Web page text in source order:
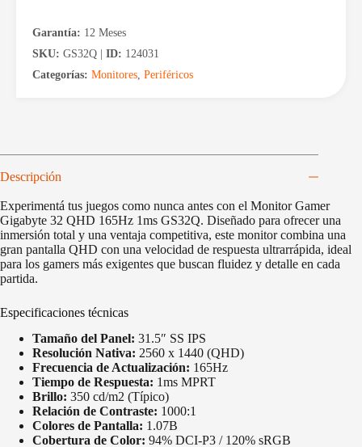
Garantía: 12 Meses
SKU: GS32Q | ID: 124031
Categorías: Monitores Periféricos
Descripción
Experimentá tus juegos como nunca antes con el Monitor Gamer
Gigabyte 32 QHD 165Hz 1ms GS32Q. Diseñado para ofrecer una
inmersión total y una ventaja competitiva, este monitor combina una
gran pantalla QHD con una velocidad de respuesta ultrarrápida, ideal
para los gamers más exigentes que buscan fluidez y detalle en cada
partida.
Especificaciones técnicas
Tamaño del Panel: 31.5″ SS IPS
Resolución Nativa: 2560 x 1440 (QHD)
Frecuencia de Actualización: 165Hz
Tiempo de Respuesta: 1ms MPRT
Brillo: 350 cd/m2 (Típico)
Relación de Contraste: 1000:1
Colores de Pantalla: 1.07B
Cobertura de Color: 94% DCI-P3 / 120% sRGB